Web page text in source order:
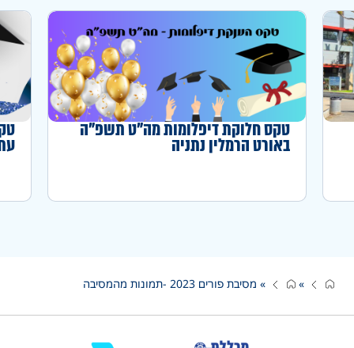
טקס חלוקת דיפלומות מה"ט תשפ"ה
באורט הרמלין נתניה
»
» מסיבת פורים 2023 -תמונות מהמסיבה